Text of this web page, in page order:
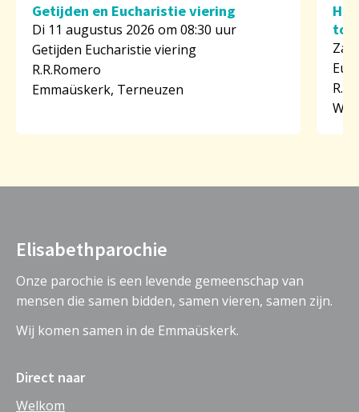
Getijden en Eucharistie viering
Di 11 augustus 2026 om 08:30 uur
Getijden Eucharistie viering
R.R.Romero
Emmaüskerk, Terneuzen
H.
Za
Elisabethparochie
Onze parochie is een levende gemeenschap van
mensen die samen bidden, samen vieren, samen zijn.
Wij komen samen in de Emmaüskerk.
Direct naar
Welkom